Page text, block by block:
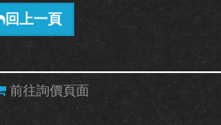
回上一頁
前往詢價頁面